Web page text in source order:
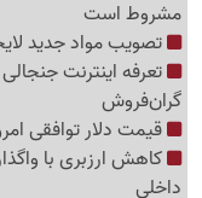
مشروط است
تصویب مواد جدید
تعرفه اینترنت
گرا‌ن‌فروش
قیمت دلار توافقی امروز یکشنبه 18 مرداد
کاهش ارزبری با
داخلی